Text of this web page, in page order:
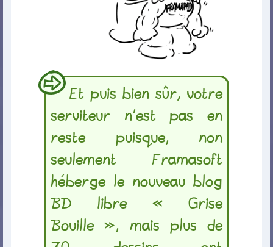
Et puis bien sûr, votre
serviteur n’est pas en
reste puisque, non
seulement Framasoft
héberge le nouveau blog
BD libre « Grise
Bouille », mais plus de